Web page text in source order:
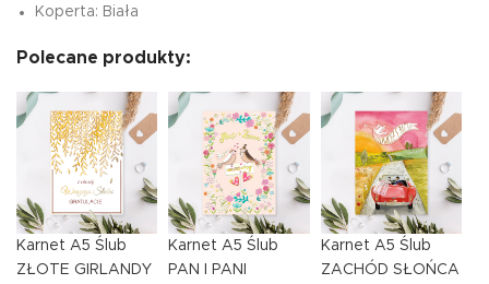
Koperta: Biała
Polecane produkty:
Karnet A5 Ślub
ZŁOTE GIRLANDY
Karnet A5 Ślub
PAN I PANI
Karnet A5 Ślub
ZACHÓD SŁOŃCA